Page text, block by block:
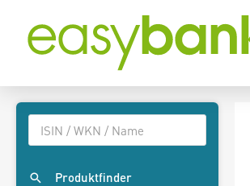
Produktfinder